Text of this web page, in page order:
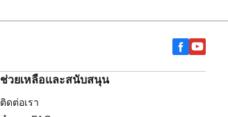
ช่วยเหลือและสนับสนุน
ติดต่อเรา